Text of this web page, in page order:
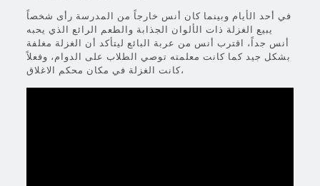
في أحد الأيام وبينما كان أنس خارجاً من المدرسة رأى شخصاً
يبيع الغزلة ذات الألوان الجذابة والطعم الرائع الذي يحبه
أنس جداً، اقترب أنس من عربة البائع ليتأكد أن الغزلة مغلفة
بشكل جيد كما كانت معلمته توصي الطلاب على الدوام، وفعلاً
كانت الغزلة في مكان محكم الاغلاق،